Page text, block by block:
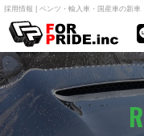
採用情報 | ベンツ・輸入車・国産車の新